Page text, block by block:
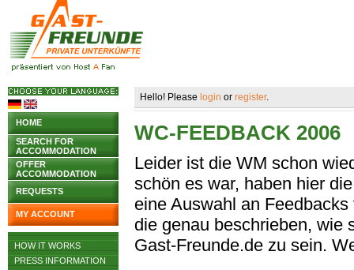
HOME
SEARCH FOR
ACCOMMODATION
OFFER
ACCOMMODATION
REQUESTS
MY ACCOUNT
HOW IT WORKS
PRESS INFORMATION
Hello! Please login or register.
WC-FEEDBACK 2006
Leider ist die WM schon
schön es war, haben hier
eine Auswahl an
die genau beschrieben, wie
Gast-Freunde.de zu sein.